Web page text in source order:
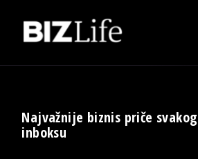
Najvažnije biznis priče
inboksu